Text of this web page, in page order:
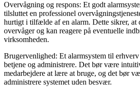
Overvågning og respons: Et godt
tilsluttet en professionel
hurtigt i tilfælde af en alarm. Dette sikrer, at
overvåger og kan reagere på eventuelle
virksomheden.
Brugervenlighed: Et alarmsystem til
betjene og administrere. Det bør være
medarbejdere at lære at bruge, og det bør
administrere systemet uden besvær.